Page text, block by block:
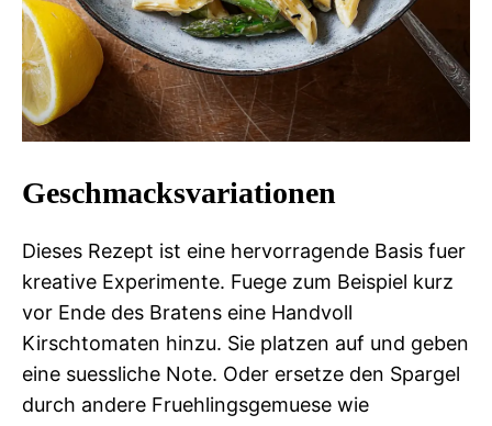
Geschmacksvariationen
Dieses Rezept ist eine hervorragende Basis fuer
kreative Experimente. Fuege zum Beispiel kurz
vor Ende des Bratens eine Handvoll
Kirschtomaten hinzu. Sie platzen auf und geben
eine suessliche Note. Oder ersetze den Spargel
durch andere Fruehlingsgemuese wie